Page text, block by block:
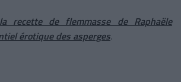
la recette de flemmasse de Raphaële
érotique des asperges.